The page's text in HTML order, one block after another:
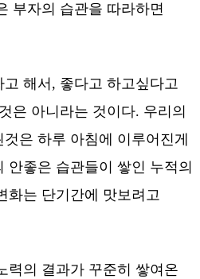
부자의 습관을 따라하면
해서, 좋다고 하고싶다고
은 아니라는 것이다. 우리의
은 하루 아침에 이루어진게
안좋은 습관들이 쌓인 누적의
화는 단기간에 맛보려고
력의 결과가 꾸준히 쌓여온